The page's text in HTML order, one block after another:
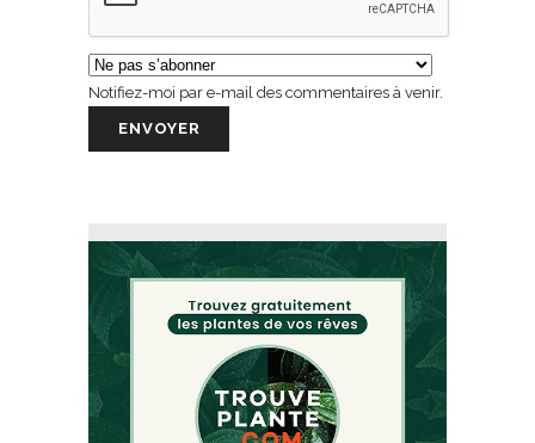
Notifiez-moi par e-mail des commentaires à venir.